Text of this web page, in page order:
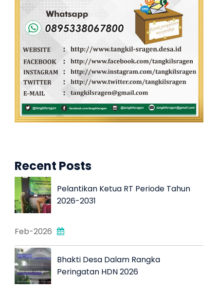
Recent Posts
Pelantikan Ketua RT Periode Tahun
2026-2031
Feb-2026
Bhakti Desa Dalam Rangka
Peringatan HDN 2026